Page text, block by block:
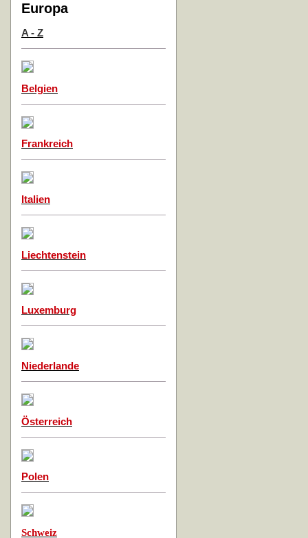
Europa
A - Z
Belgien
Frankreich
Italien
Liechtenstein
Luxemburg
Niederlande
Österreich
Polen
Schweiz